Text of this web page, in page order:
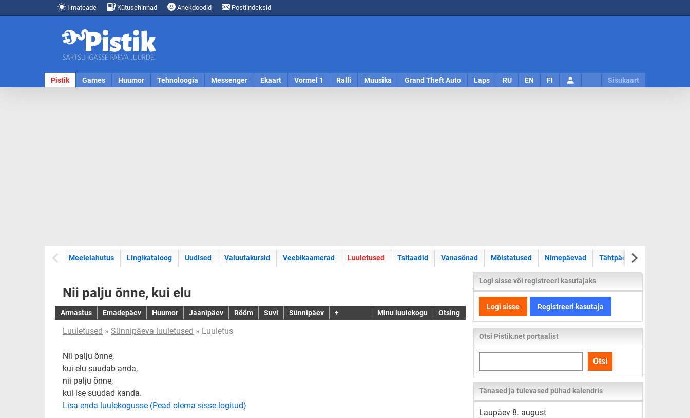
Ilmateade Kütusehinnad Anekdoodid Postiindeksid
Pistik Games Huumor Tehnoloogia Messenger Ekaart Vormel 1 Ralli Muusika Grand Theft Auto Laps RU EN FI Sisukaart
Meelelahutus Lingikataloog Uudised Valuutakursid Veebikaamerad Luuletused Tsitaadid Vanasõnad Mõistatused Nimepäevad Tähtpäevad
Nii palju õnne, kui elu
Armastus Emadepäev Huumor Jaanipäev Rõõm Suvi Sünnipäev + Minu luulekogu Otsing
Luuletused » Sünnipäeva luuletused » Luuletus
Nii palju õnne,
kui elu suudab anda,
nii palju õnne,
kui ise suudad kanda.
Lisa enda luulekogusse (Pead olema sisse logitud)
Logi sisse või registreeri kasutajaks
Logi sisse Registreeri kasutaja
Otsi Pistik.net portaalist
kogu
lehelt
Otsi
Tänased ja tulevased pühad kalendris
Laupäev 8. august